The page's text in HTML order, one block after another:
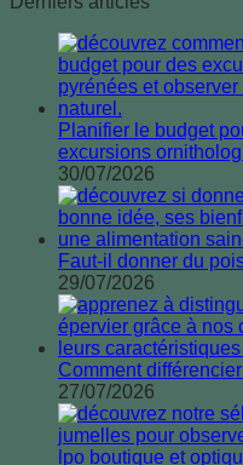
Planifier le budget
excursions
30/07/2026
Faut-il donner du
29/07/2026
Comment
27/07/2026